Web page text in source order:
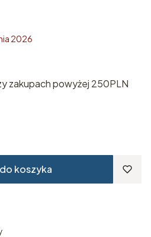
2026
zakupach powyżej 250PLN
koszyka